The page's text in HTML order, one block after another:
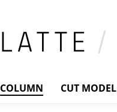
COLUMN CUT MODEL